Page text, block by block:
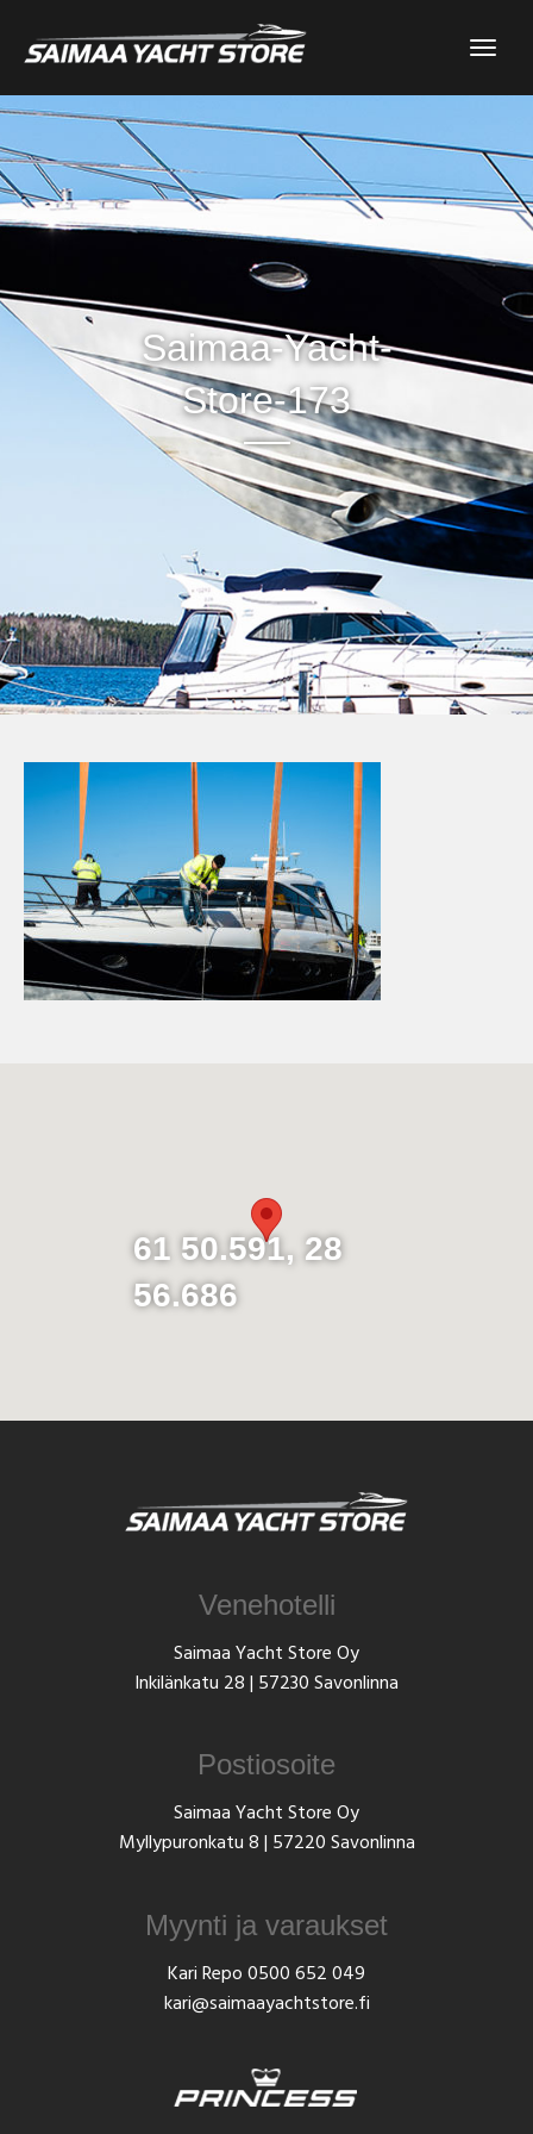
Saimaa-Yacht-
Store-173
61 50.591, 28
56.686
Venehotelli
Saimaa Yacht Store Oy
Inkilänkatu 28 | 57230 Savonlinna
Postiosoite
Saimaa Yacht Store Oy
Myllypuronkatu 8 | 57220 Savonlinna
Myynti ja varaukset
Kari Repo0500 652 049
kari@saimaayachtstore.fi